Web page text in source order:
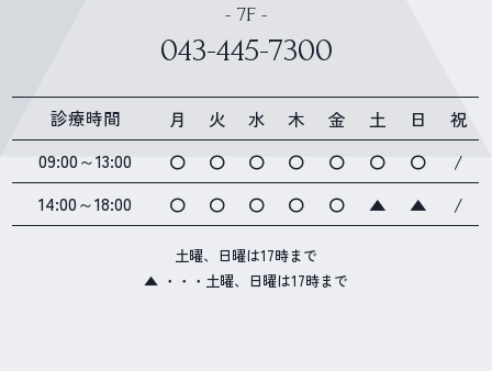
- 7F -
043-445-7300
診療時間 月 火 水 木 金 土 日
祝
09:00～13:00
〇 〇 〇 〇 〇 〇 〇
/
14:00～18:00
〇 〇 〇 〇 〇 ▲ ▲ /
土曜、日曜は17時まで
▲ ・・・土曜、日曜は17時まで